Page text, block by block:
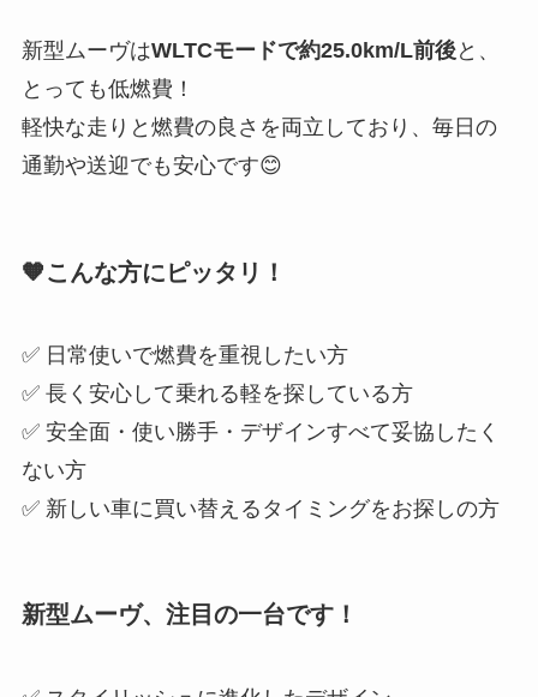
新型ムーヴはWLTCモードで約25.0km/L前後と、
とっても低燃費！
軽快な走りと燃費の良さを両立しており、毎日の
通勤や送迎でも安心です😊
🧡こんな方にピッタリ！
✅ 日常使いで燃費を重視したい方
✅ 長く安心して乗れる軽を探している方
✅ 安全面・使い勝手・デザインすべて妥協したく
ない方
✅ 新しい車に買い替えるタイミングをお探しの方
新型ムーヴ、注目の一台です！